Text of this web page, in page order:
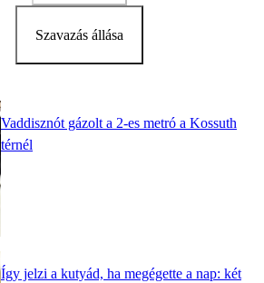
Szavazás állása
Vaddisznót gázolt a 2-es metró a Kossuth
térnél
Így jelzi a kutyád, ha megégette a nap: két